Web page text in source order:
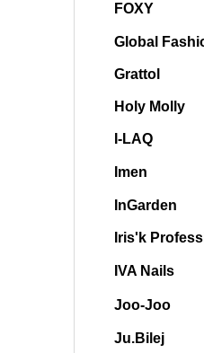
FOXY
Global
Grattol
Holy Molly
I-LAQ
Imen
InGarden
Iris'k
IVA Nails
Joo-Joo
Ju.Bilej